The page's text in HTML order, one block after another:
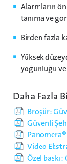
Alarmların
tanıma ve
Birden fazla
Yüksek
yoğunluğu
Daha Fazla
Broşür:
Güvenli
Video
Özel baskı: